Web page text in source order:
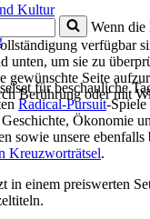
Wenn die
verfügbar
unten, um sie zu
gewünschte Seite
Berührung oder mit
Kultur
für beschauliche
Radical-Pursuit-
Geschichte, Ökonomie
sowie unsere ebenfalls
Kreuzworträtsel.
in einem preiswerten